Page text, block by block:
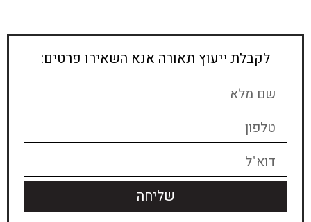
לקבלת ייעוץ תאורה אנא השאירו פרטים:
שליחה